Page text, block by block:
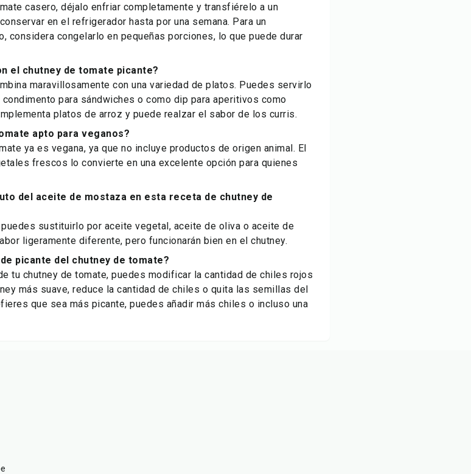
casero, déjalo enfriar completamente y transfiérelo a un
en el refrigerador hasta por una semana. Para un
considera congelarlo en pequeñas porciones, lo que puede durar
el chutney de tomate picante?
maravillosamente con una variedad de platos. Puedes servirlo
para sándwiches o como dip para aperitivos como
platos de arroz y puede realzar el sabor de los curris.
apto para veganos?
ya es vegana, ya que no incluye productos de origen animal. El
frescos lo convierte en una excelente opción para quienes
del aceite de mostaza en esta receta de chutney de
sustituirlo por aceite vegetal, aceite de oliva o aceite de
ligeramente diferente, pero funcionarán bien en el chutney.
picante del chutney de tomate?
tu chutney de tomate, puedes modificar la cantidad de chiles rojos
más suave, reduce la cantidad de chiles o quita las semillas del
que sea más picante, puedes añadir más chiles o incluso una